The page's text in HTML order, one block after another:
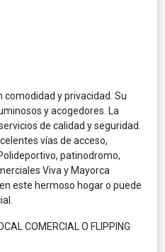
comodidad y privacidad. Su
y acogedores. La
de calidad y seguridad.
vías de acceso,
patinodromo,
Viva y Mayorca
este hermoso hogar o puede
COMERCIAL O FLIPPING